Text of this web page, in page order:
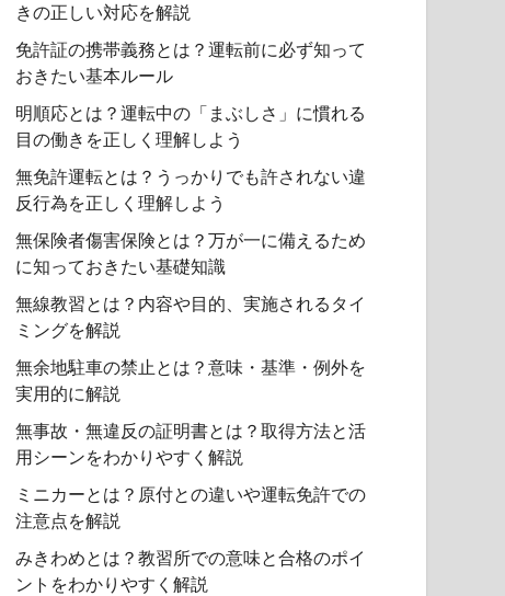
きの正しい対応を解説
免許証の携帯義務とは？運転前に必ず知って
おきたい基本ルール
明順応とは？運転中の「まぶしさ」に慣れる
目の働きを正しく理解しよう
無免許運転とは？うっかりでも許されない違
反行為を正しく理解しよう
無保険者傷害保険とは？万が一に備えるため
に知っておきたい基礎知識
無線教習とは？内容や目的、実施されるタイ
ミングを解説
無余地駐車の禁止とは？意味・基準・例外を
実用的に解説
無事故・無違反の証明書とは？取得方法と活
用シーンをわかりやすく解説
ミニカーとは？原付との違いや運転免許での
注意点を解説
みきわめとは？教習所での意味と合格のポイ
ントをわかりやすく解説